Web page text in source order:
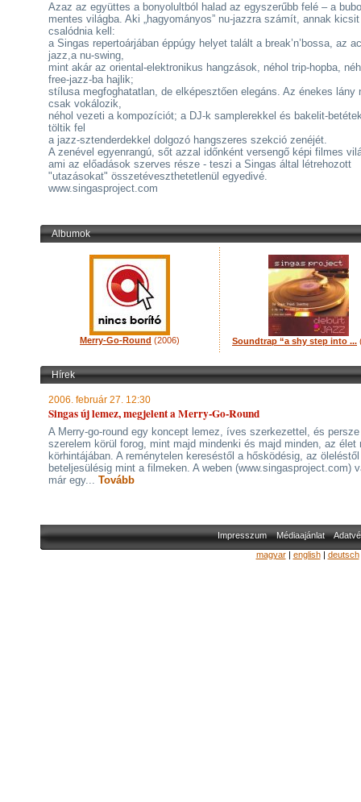
Azaz az együttes a bonyolultból halad az egyszerűbb felé – a
mentes világba. Aki „hagyományos” nu-jazzra számít, annak
csalódnia kell:
a Singas repertoárjában éppúgy helyet talált a break’n’bossa, az
jazz,a nu-swing,
mint akár az oriental-elektronikus hangzások, néhol trip-hopba,
free-jazz-ba hajlik;
stílusa megfoghatatlan, de elképesztően elegáns. Az énekes lány
csak vokálozik,
néhol vezeti a kompozíciót; a DJ-k samplerekkel és bakelit-
töltik fel
a jazz-sztenderdekkel dolgozó hangszeres szekció zenéjét.
A zenével egyenrangú, sőt azzal időnként versengő képi filmes
ami az előadások szerves része - teszi a Singas által létrehozott
"utazásokat" összetéveszthetetlenül egyedivé.
www.singasproject.com
Albumok
Merry-Go-Round (2006) Soundtrap “a shy step into ...
Hírek
2006. február 27. 12:30
Singas új lemez, megjelent a Merry-Go-Round
A Merry-go-round egy koncept lemez, íves szerkezettel, és
szerelem körül forog, mint majd mindenki és majd minden, az élet
körhintájában. A reménytelen kereséstől a hősködésig, az
beteljesülésig mint a filmeken. A weben (www.singasproject.com)
már egy... Tovább
Impresszum Médiaajánlat
magyar| english| deutsch